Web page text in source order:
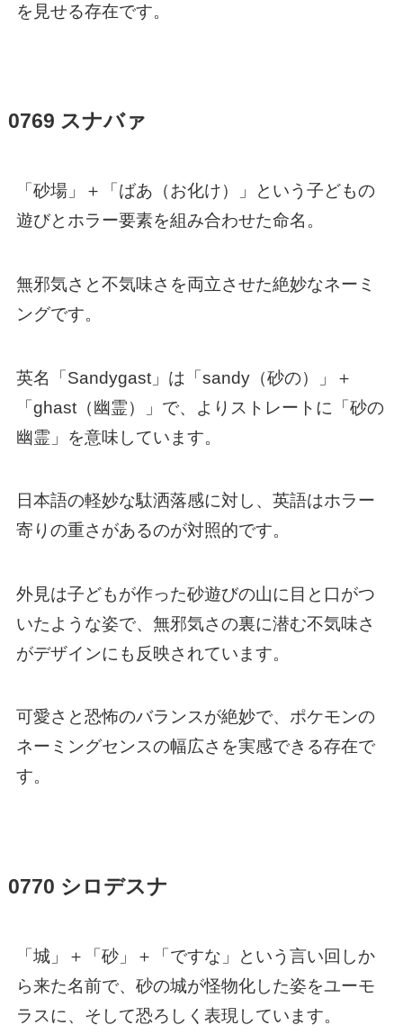
を見せる存在です。
0769 スナバァ
「砂場」＋「ばあ（お化け）」という子どもの
遊びとホラー要素を組み合わせた命名。
無邪気さと不気味さを両立させた絶妙なネーミ
ングです。
英名「Sandygast」は「sandy（砂の）」＋
「ghast（幽霊）」で、よりストレートに「砂の
幽霊」を意味しています。
日本語の軽妙な駄洒落感に対し、英語はホラー
寄りの重さがあるのが対照的です。
外見は子どもが作った砂遊びの山に目と口がつ
いたような姿で、無邪気さの裏に潜む不気味さ
がデザインにも反映されています。
可愛さと恐怖のバランスが絶妙で、ポケモンの
ネーミングセンスの幅広さを実感できる存在で
す。
0770 シロデスナ
「城」＋「砂」＋「ですな」という言い回しか
ら来た名前で、砂の城が怪物化した姿をユーモ
ラスに、そして恐ろしく表現しています。